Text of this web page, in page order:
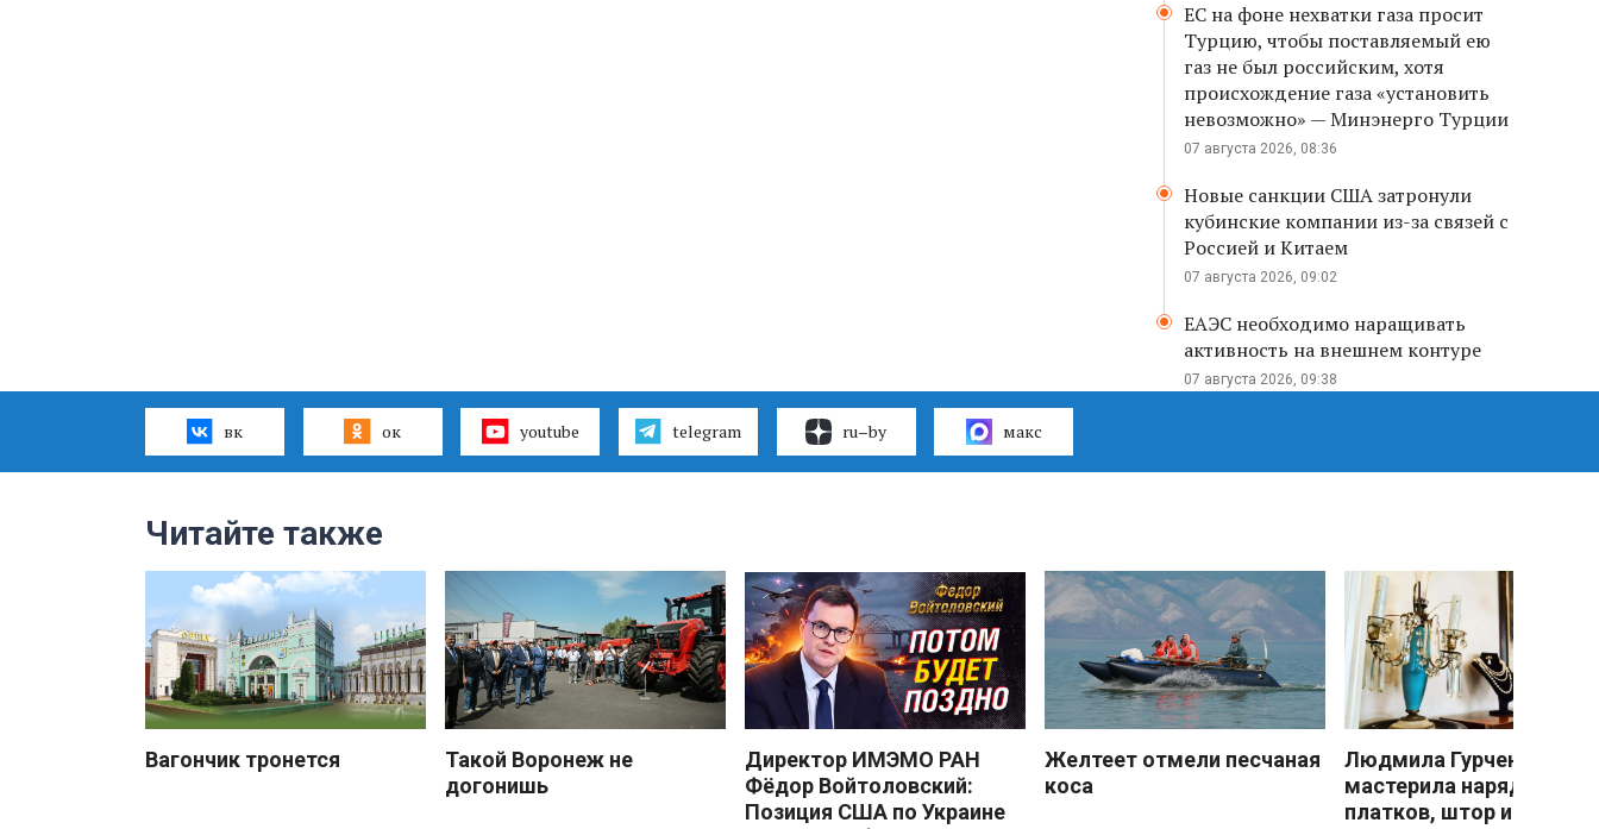
ЕС на фоне нехватки газа просит
Турцию, чтобы поставляемый ею
газ не был российским, хотя
происхождение газа «установить
невозможно» — Минэнерго Турции
07 августа 2026, 08:36
Новые санкции США затронули
кубинские компании из-за связей с
Россией и Китаем
07 августа 2026, 09:02
ЕАЭС необходимо наращивать
активность на внешнем контуре
07 августа 2026, 09:38
вк ок youtube telegram ru–by макс
Читайте также
Вагончик тронется
Такой Воронеж не
догонишь
Директор ИМЭМО РАН
Фёдор Войтоловский:
Позиция США по Украине
Желтеет отмели песчаная
коса
Людмила Гурченко
мастерила наряды из
платков, штор и детских